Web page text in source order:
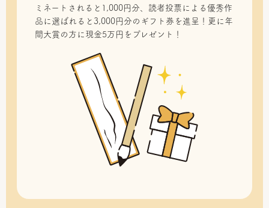
ミネートされると1,000円分、読者投票による優秀作
品に選ばれると3,000円分のギフト券を進呈！更に年
間大賞の方に現金5万円をプレゼント！